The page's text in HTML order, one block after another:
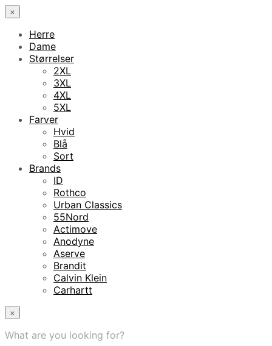
×
Herre
Dame
Størrelser
2XL
3XL
4XL
5XL
Farver
Hvid
Blå
Sort
Brands
ID
Rothco
Urban Classics
55Nord
Actimove
Anodyne
Aserve
Brandit
Calvin Klein
Carhartt
×
What are you looking for?